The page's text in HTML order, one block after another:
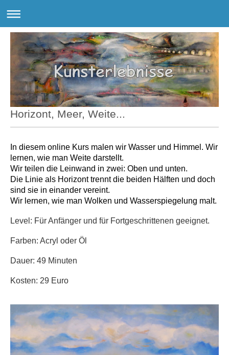
Horizont, Meer, Weite...
In diesem online Kurs malen wir Wasser und Himmel. Wir
lernen, wie man Weite darstellt.
Wir teilen die Leinwand in zwei: Oben und unten.
Die Linie als Horizont trennt die beiden Hälften und doch
sind sie in einander vereint.
Wir lernen, wie man Wolken und Wasserspiegelung malt.
Level: Für Anfänger und für Fortgeschrittenen geeignet.
Farben: Acryl oder Öl
Dauer: 49 Minuten
Kosten: 29 Euro